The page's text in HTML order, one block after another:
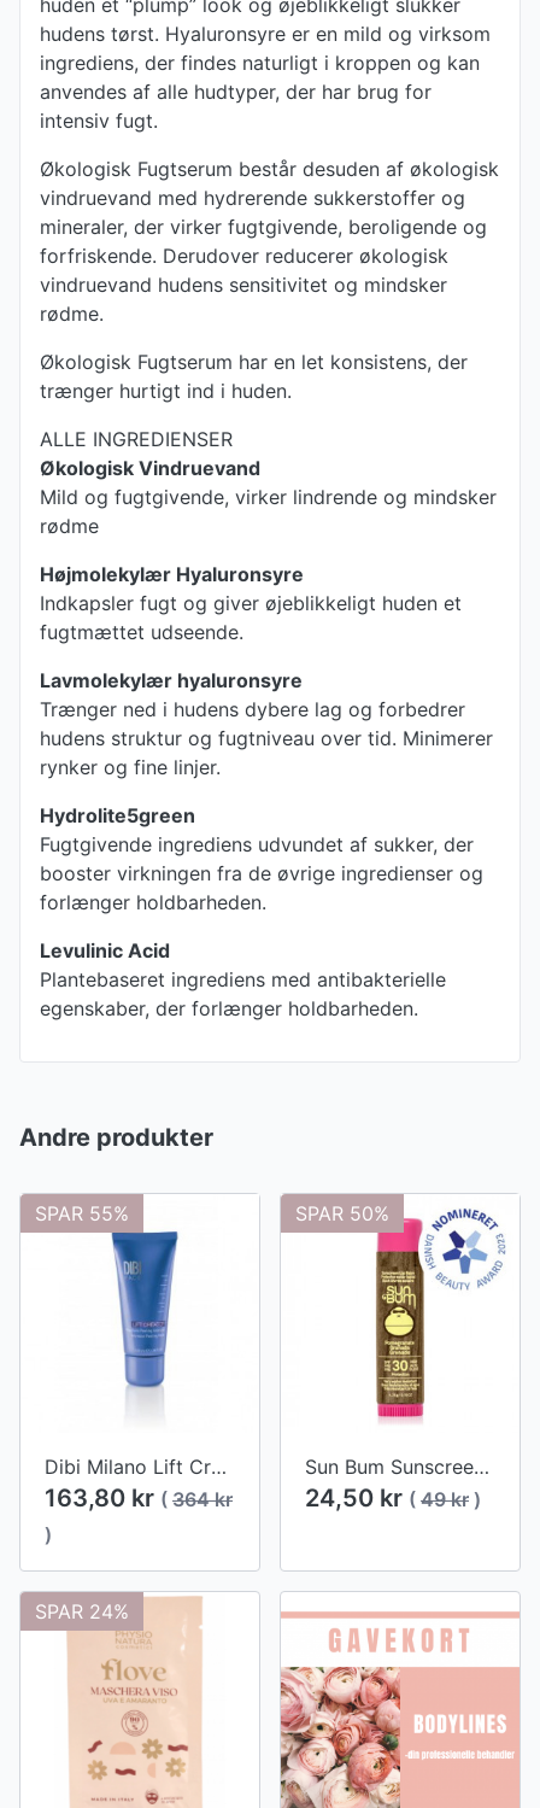
huden et “plump” look og øjeblikkeligt slukker
hudens tørst. Hyaluronsyre er en mild og virksom
ingrediens, der findes naturligt i kroppen og kan
anvendes af alle hudtyper, der har brug for
intensiv fugt.
Økologisk Fugtserum består desuden af økologisk
vindruevand med hydrerende sukkerstoffer og
mineraler, der virker fugtgivende, beroligende og
forfriskende. Derudover reducerer økologisk
vindruevand hudens sensitivitet og mindsker
rødme.
Økologisk Fugtserum har en let konsistens, der
trænger hurtigt ind i huden.
ALLE INGREDIENSER
Økologisk Vindruevand
Mild og fugtgivende, virker lindrende og mindsker
rødme
Højmolekylær Hyaluronsyre
Indkapsler fugt og giver øjeblikkeligt huden et
fugtmættet udseende.
Lavmolekylær hyaluronsyre
Trænger ned i hudens dybere lag og forbedrer
hudens struktur og fugtniveau over tid. Minimerer
rynker og fine linjer.
Hydrolite5green
Fugtgivende ingrediens udvundet af sukker, der
booster virkningen fra de øvrige ingredienser og
forlænger holdbarheden.
Levulinic Acid
Plantebaseret ingrediens med antibakterielle
egenskaber, der forlænger holdbarheden.
Andre produkter
SPAR 55%
Dibi Milano Lift Creator Peeling Mask 100ml (udgår)
163,80 kr ( 364 kr
)
SPAR 50%
Sun Bum Sunscreen Lip Balm SPF 30 - Granatæble (udgår)
24,50 kr ( 49 kr )
SPAR 24%